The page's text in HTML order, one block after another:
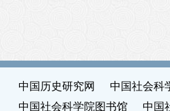
中国历史研究网
中国社会科
中国社会科学院图书馆
中国